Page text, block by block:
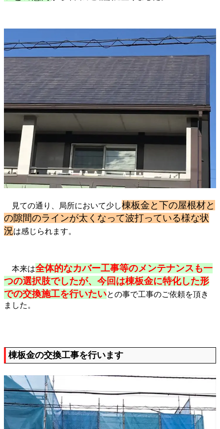
見ての通り、局所において少し棟板金と下の屋根材と
の隙間のラインが太くなって波打っている様な状
況は感じられます。
本来は全体的なカバー工事等のメンテナンスも一
つの選択肢でしたが、今回は棟板金に特化した形
での交換施工を行いたいとの事で工事のご依頼を頂き
ました。
棟板金の交換工事を行います